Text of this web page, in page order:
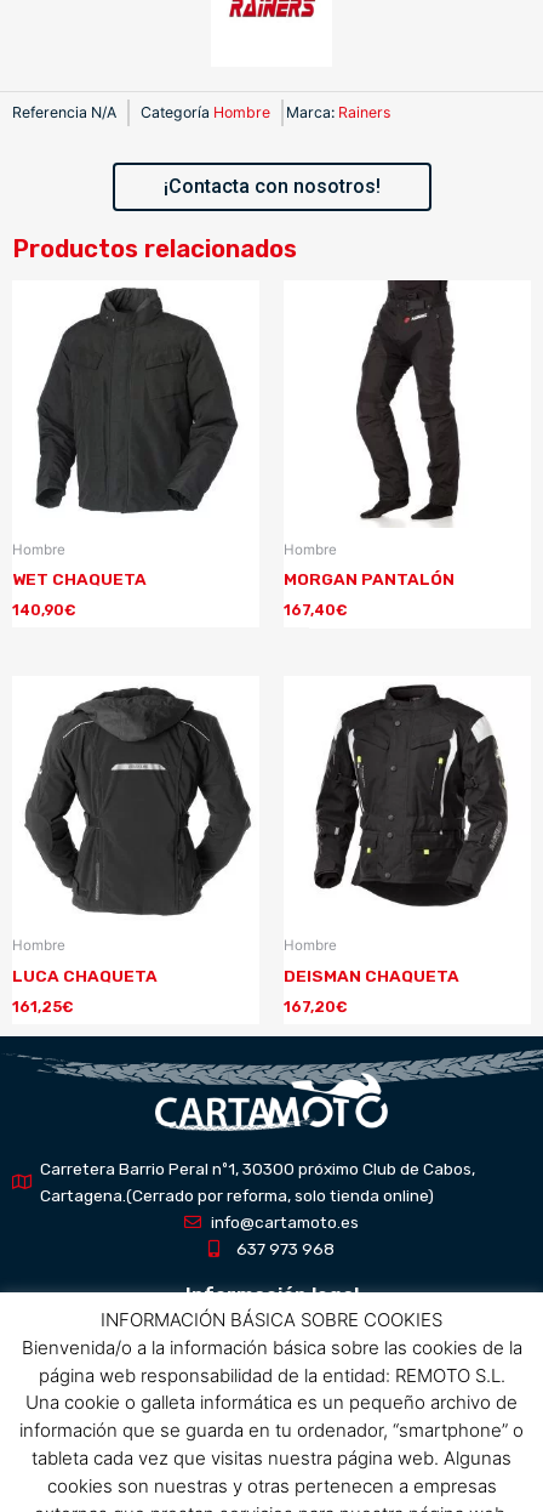
Referencia N/A Categoría Hombre Marca: Rainers
¡Contacta con nosotros!
Productos relacionados
Hombre
WET CHAQUETA
140,90€
Hombre
MORGAN PANTALÓN
167,40€
Hombre
LUCA CHAQUETA
161,25€
Hombre
DEISMAN CHAQUETA
167,20€
Carretera Barrio Peral nº1, 30300 próximo Club de Cabos,
Cartagena.(Cerrado por reforma, solo tienda online)
info@cartamoto.es
637 973 968
Información legal
Aviso Legal
Política de privacidad
Política de protección de datos
Política de cookies
Condiciones de compra
INFORMACIÓN BÁSICA SOBRE COOKIES
Bienvenida/o a la información básica sobre las cookies de la
página web responsabilidad de la entidad: REMOTO S.L.
Una cookie o galleta informática es un pequeño archivo de
información que se guarda en tu ordenador, “smartphone” o
tableta cada vez que visitas nuestra página web. Algunas
cookies son nuestras y otras pertenecen a empresas